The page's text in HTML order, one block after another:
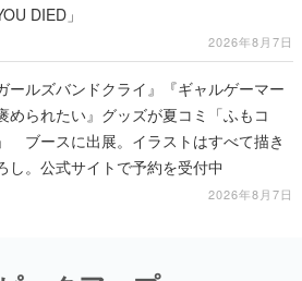
DIED」
2026年8月7日
ールズバンドクライ』『ギャルゲーマー
められたい』グッズが夏コミ「ふもコ
ブースに出展。イラストはすべて描き
し。公式サイトで予約を受付中
2026年8月7日